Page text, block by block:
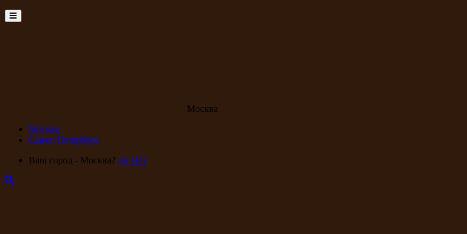
Menu
Москва
Москва
Санкт-Петербург
Ваш город - Москва? Да Нет